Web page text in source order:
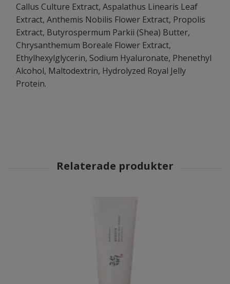
Callus Culture Extract, Aspalathus Linearis Leaf
Extract, Anthemis Nobilis Flower Extract, Propolis
Extract, Butyrospermum Parkii (Shea) Butter,
Chrysanthemum Boreale Flower Extract,
Ethylhexylglycerin, Sodium Hyaluronate, Phenethyl
Alcohol, Maltodextrin, Hydrolyzed Royal Jelly
Protein.